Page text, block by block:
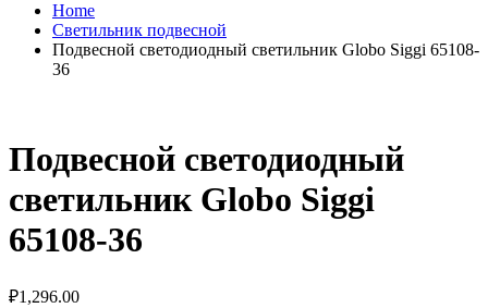
Home
Светильник подвесной
Подвесной светодиодный светильник Globo Siggi 65108-
36
Подвесной светодиодный
светильник Globo Siggi
65108-36
₽1,296.00